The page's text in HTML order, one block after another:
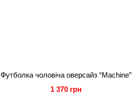
Футболка чоловіча оверсайз “Machine”
1 370 грн